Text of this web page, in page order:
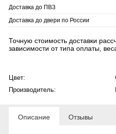
Доставка до ПВЗ
Доставка до двери по России
Точную стоимость доставки
зависимости от типа оплаты,
Цвет:
Производитель:
Описание Отзывы